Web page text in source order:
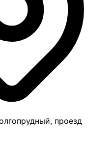
проезд